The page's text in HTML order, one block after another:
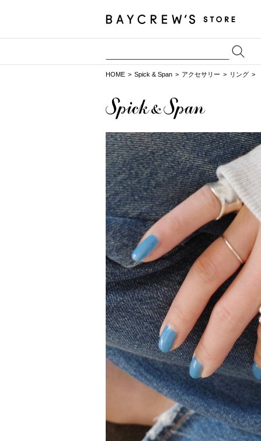
HOME Spick & Span アクセサリー リング
Prev